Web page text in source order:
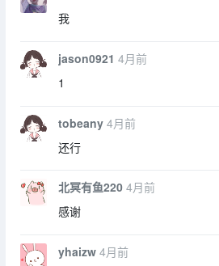
我
jason0921 4月前
1
tobeany 4月前
还行
北冥有鱼220 4月前
感谢
yhaizw 4月前